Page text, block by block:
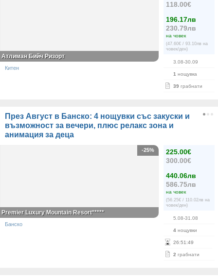
118.00€
196.17лв
230.79лв
на човек
(47.60€ / 93.10лв на
човек/ден)
3.08-30.09
1 нощувка
39 грабнати
Атлиман Бийч Ризорт
Китен
През Август в Банско: 4 нощувки със закуски и
възможност за вечери, плюс релакс зона и
анимация за деца
225.00€
300.00€
440.06лв
586.75лв
на човек
(56.25€ / 110.02лв на
човек/ден)
5.08-31.08
4 нощувки
26:51 :49
2 грабнати
-25%
Premier Luxury Mountain Resort*****
Банско